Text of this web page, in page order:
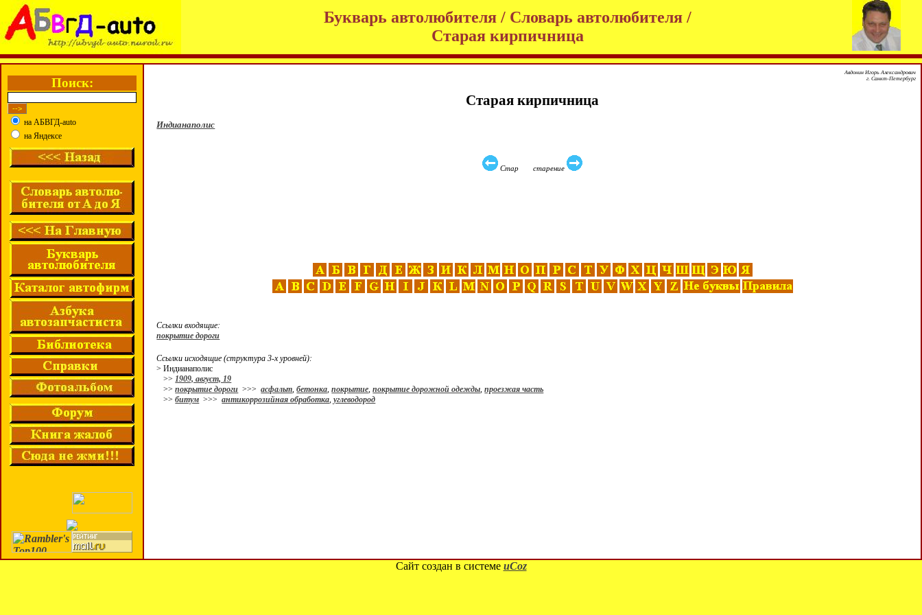
Букварь автолюбителя / Словарь автолюбителя /
Старая кирпичница
Поиск:
на АБВГД-auto
на Яндексе
Авдонин Игорь Александрович
г. Санкт-Петербург
Старая кирпичница
Индианаполис
Стар старение
Ссылки входящие:
покрытие дороги
Ссылки исходящие (структура 3-х уровней):
> Индианаполис
>>1909, август, 19
>>покрытие дороги >>>асфальт,бетонка,покрытие,покрытие дорожной одежды,проезжая часть
>>битум >>>антикоррозийная обработка,углеводород
Сайт создан в системе uCoz